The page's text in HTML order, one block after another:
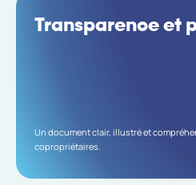
Transparence et
Un document clair, illustré et
copropriétaires.